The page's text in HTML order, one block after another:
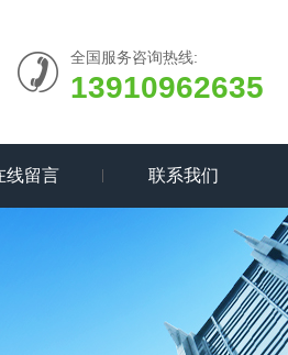
全国服务咨询热线:
13910962635
线留言 联系我们